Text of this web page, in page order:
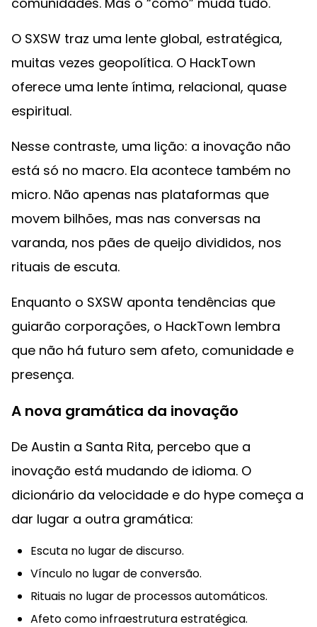
O SXSW traz uma lente global, estratégica,
muitas vezes geopolítica. O HackTown
oferece uma lente íntima, relacional, quase
espiritual.
Nesse contraste, uma lição: a inovação não
está só no macro. Ela acontece também no
micro. Não apenas nas plataformas que
movem bilhões, mas nas conversas na
varanda, nos pães de queijo divididos, nos
rituais de escuta.
Enquanto o SXSW aponta tendências que
guiarão corporações, o HackTown lembra
que não há futuro sem afeto, comunidade e
presença.
A nova gramática da inovação
De Austin a Santa Rita, percebo que a
inovação está mudando de idioma. O
dicionário da velocidade e do hype começa a
dar lugar a outra gramática:
Escuta no lugar de discurso.
Vínculo no lugar de conversão.
Rituais no lugar de processos automáticos.
Afeto como infraestrutura estratégica.